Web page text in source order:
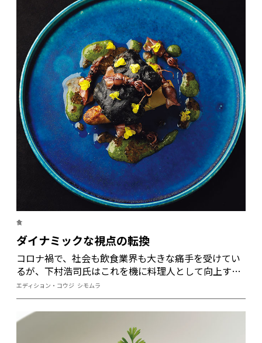
食
ダイナミックな視点の転換
コロナ禍で、社会も飲食業界も大きな痛手を受けてい
るが、下村浩司氏はこれを機に料理人として向上すべ
き道を選択した。国内の地方のあちこちに足を運び、
今まであまり目を向けてこなかった郷土の食文化から
大きな刺激を受けた。また、コロナ禍をきっかけに始
めたECサイト用に考案した料理が、店で提供する料理
にも影響を与えているという。
エディション・コウジ シモムラ